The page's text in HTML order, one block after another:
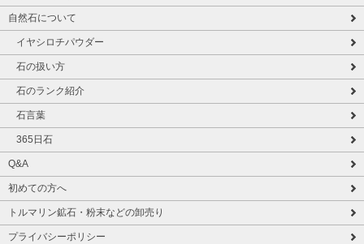
自然石について
イヤシロチパウダー
石の扱い方
石のランク紹介
石言葉
365日石
Q&A
初めての方へ
トルマリン鉱石・粉末などの卸売り
プライバシーポリシー